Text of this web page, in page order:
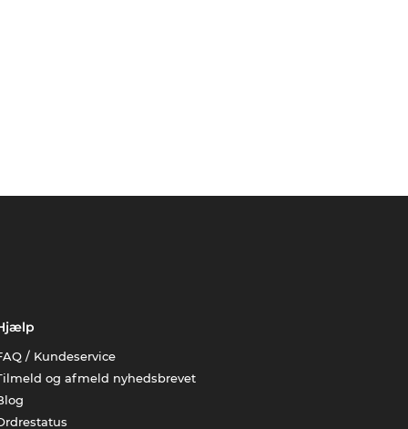
/ Kundeservice
og afmeld nyhedsbrevet